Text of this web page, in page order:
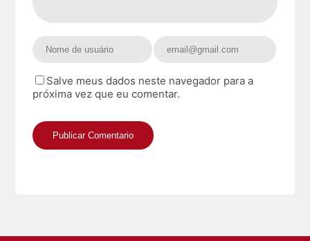
Salve meus dados neste navegador para a
próxima vez que eu comentar.